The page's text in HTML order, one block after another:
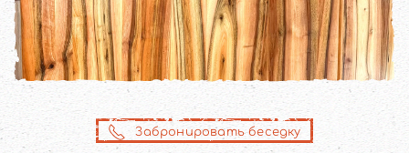
Забронировать беседку